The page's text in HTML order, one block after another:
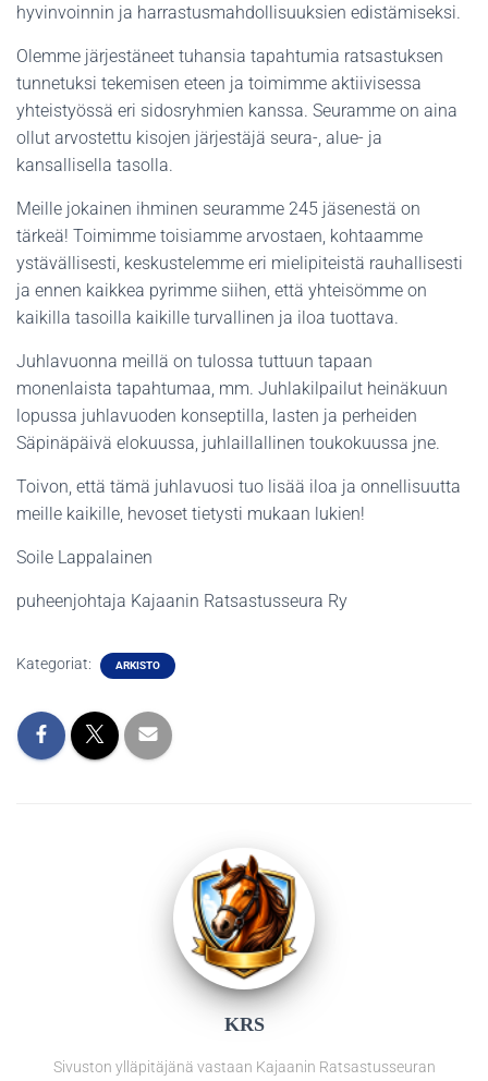
hyvinvoinnin ja harrastusmahdollisuuksien edistämiseksi.
Olemme järjestäneet tuhansia tapahtumia ratsastuksen
tunnetuksi tekemisen eteen ja toimimme aktiivisessa
yhteistyössä eri sidosryhmien kanssa. Seuramme on aina
ollut arvostettu kisojen järjestäjä seura-, alue- ja
kansallisella tasolla.
Meille jokainen ihminen seuramme 245 jäsenestä on
tärkeä! Toimimme toisiamme arvostaen, kohtaamme
ystävällisesti, keskustelemme eri mielipiteistä rauhallisesti
ja ennen kaikkea pyrimme siihen, että yhteisömme on
kaikilla tasoilla kaikille turvallinen ja iloa tuottava.
Juhlavuonna meillä on tulossa tuttuun tapaan
monenlaista tapahtumaa, mm. Juhlakilpailut heinäkuun
lopussa juhlavuoden konseptilla, lasten ja perheiden
Säpinäpäivä elokuussa, juhlaillallinen toukokuussa jne.
Toivon, että tämä juhlavuosi tuo lisää iloa ja onnellisuutta
meille kaikille, hevoset tietysti mukaan lukien!
Soile Lappalainen
puheenjohtaja Kajaanin Ratsastusseura Ry
Kategoriat: ARKISTO
KRS
Sivuston ylläpitäjänä vastaan Kajaanin Ratsastusseuran